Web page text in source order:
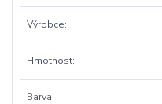
Výrobce
Hmotnost
Barva